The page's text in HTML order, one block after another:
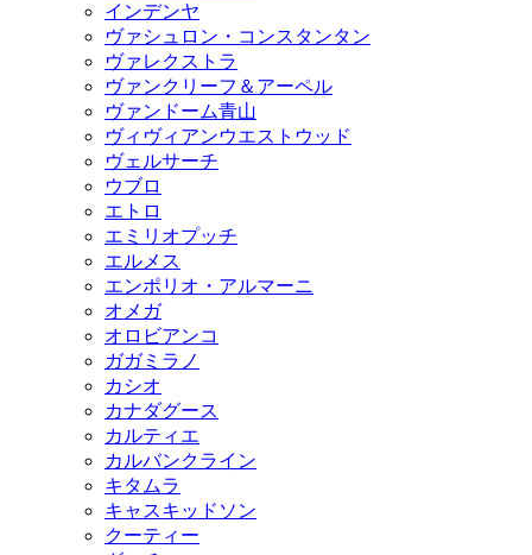
インデンヤ
ヴァシュロン・コンスタンタン
ヴァレクストラ
ヴァンクリーフ＆アーペル
ヴァンドーム青山
ヴィヴィアンウエストウッド
ヴェルサーチ
ウブロ
エトロ
エミリオプッチ
エルメス
エンポリオ・アルマーニ
オメガ
オロビアンコ
ガガミラノ
カシオ
カナダグース
カルティエ
カルバンクライン
キタムラ
キャスキッドソン
クーティー